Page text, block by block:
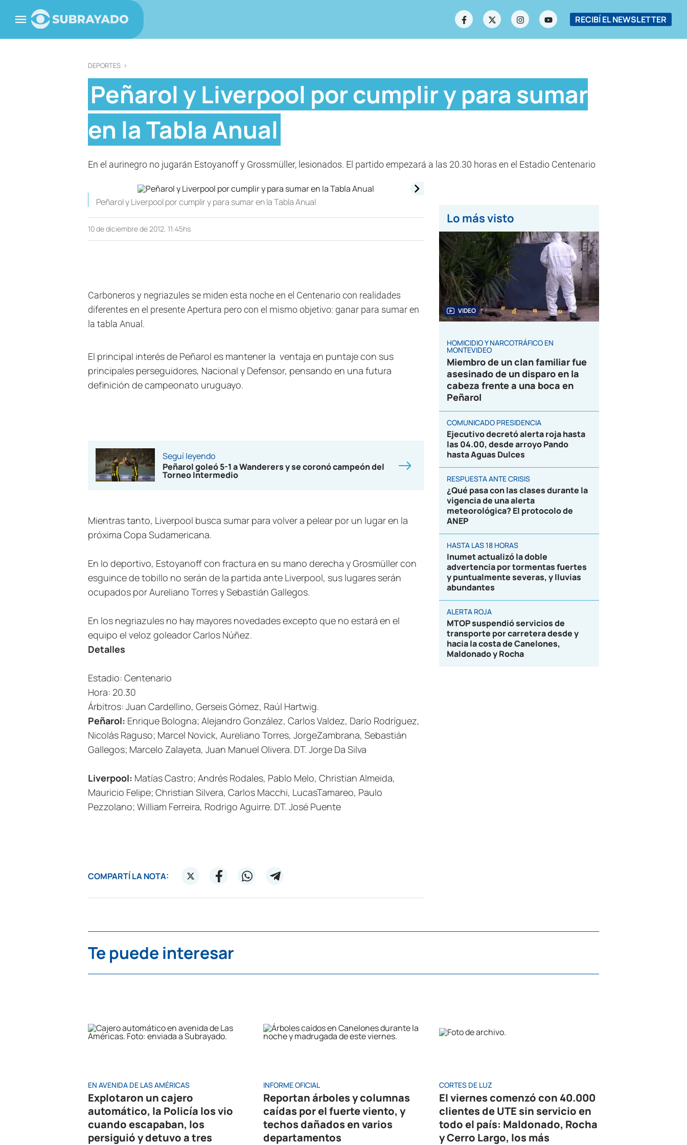
RECIBÍ EL NEWSLETTER
DEPORTES >
Peñarol y Liverpool por cumplir y para sumar
en la Tabla Anual
En el aurinegro no jugarán Estoyanoff y Grossmüller, lesionados. El partido empezará a las 20.30 horas en el Estadio Centenario
Peñarol y Liverpool por cumplir y para sumar en la Tabla Anual
10 de diciembre de 2012, 11:45hs
Carboneros y negriazules se miden esta noche en el Centenario con realidades
diferentes en el presente Apertura pero con el mismo objetivo: ganar para sumar en
la tabla Anual.
El principal interés de Peñarol es mantener la ventaja en puntaje con sus
principales perseguidores, Nacional y Defensor, pensando en una futura
definición de campeonato uruguayo.
Seguí leyendo
Peñarol goleó 5-1 a Wanderers y se coronó campeón del
Torneo Intermedio
Mientras tanto, Liverpool busca sumar para volver a pelear por un lugar en la
próxima Copa Sudamericana.
En lo deportivo, Estoyanoff con fractura en su mano derecha y Grosmüller con
esguince de tobillo no serán de la partida ante Liverpool, sus lugares serán
ocupados por Aureliano Torres y Sebastián Gallegos.
En los negriazules no hay mayores novedades excepto que no estará en el
equipo el veloz goleador Carlos Núñez.
Detalles
Estadio: Centenario
Hora: 20.30
Árbitros: Juan Cardellino, Gerseis Gómez, Raúl Hartwig.
Peñarol: Enrique Bologna; Alejandro González, Carlos Valdez, Darío Rodríguez,
Nicolás Raguso; Marcel Novick, Aureliano Torres, JorgeZambrana, Sebastián
Gallegos; Marcelo Zalayeta, Juan Manuel Olivera. DT. Jorge Da Silva
Liverpool: Matías Castro; Andrés Rodales, Pablo Melo, Christian Almeida,
Mauricio Felipe; Christian Silvera, Carlos Macchi, LucasTamareo, Paulo
Pezzolano; William Ferreira, Rodrigo Aguirre. DT. José Puente
COMPARTÍ LA NOTA:
Lo más visto
VIDEO
HOMICIDIO Y NARCOTRÁFICO EN
MONTEVIDEO
Miembro de un clan familiar fue
asesinado de un disparo en la
cabeza frente a una boca en
Peñarol
COMUNICADO PRESIDENCIA
Ejecutivo decretó alerta roja hasta
las 04.00, desde arroyo Pando
hasta Aguas Dulces
RESPUESTA ANTE CRISIS
¿Qué pasa con las clases durante la
vigencia de una alerta
meteorológica? El protocolo de
ANEP
HASTA LAS 18 HORAS
Inumet actualizó la doble
advertencia por tormentas fuertes
y puntualmente severas, y lluvias
abundantes
ALERTA ROJA
MTOP suspendió servicios de
transporte por carretera desde y
hacia la costa de Canelones,
Maldonado y Rocha
Te puede interesar
EN AVENIDA DE LAS AMÉRICAS
Explotaron un cajero
automático, la Policía los vio
cuando escapaban, los
persiguió y detuvo a tres
INFORME OFICIAL
Reportan árboles y columnas
caídas por el fuerte viento, y
techos dañados en varios
departamentos
CORTES DE LUZ
El viernes comenzó con 40.000
clientes de UTE sin servicio en
todo el país: Maldonado, Rocha
y Cerro Largo, los más